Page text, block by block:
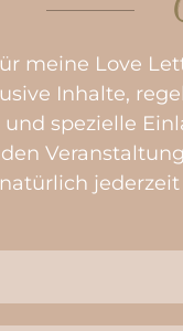
meine Love
Inhalte,
spezielle